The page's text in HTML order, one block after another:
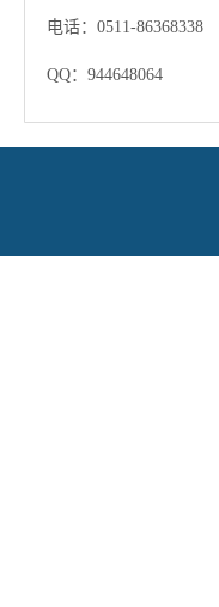
电话：0511-86368338
QQ：944648064